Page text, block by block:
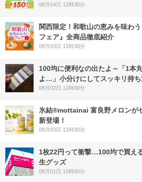
08月04日 11時30分
関西限定！和歌山の恵みを味わ
フェア』全商品徹底紹介
08月03日 11時30分
100均に便利なの出たよ～「1本
よ…」小分けにしてスッキリ持ち
08月02日 11時00分
氷結®mottainai 富良野メロンが
新登場！
08月03日 11時30分
1枚22円って衝撃…100均で買え
生グッズ
08月01日 11時00分